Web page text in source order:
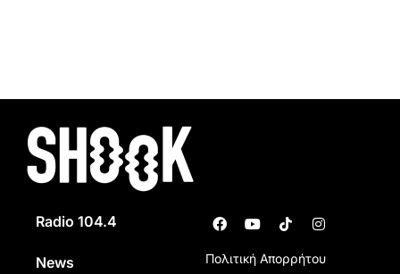
Radio 104.4
News Πολιτική Απορρήτου